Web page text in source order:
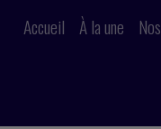
Accueil À la une